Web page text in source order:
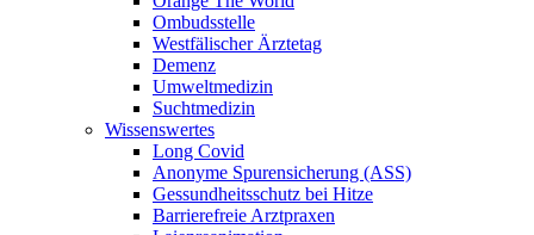
Ombudsstelle
Westfälischer Ärztetag
Demenz
Umweltmedizin
Suchtmedizin
Wissenswertes
Long Covid
Anonyme Spurensicherung (ASS)
Gessundheitsschutz bei Hitze
Barrierefreie Arztpraxen